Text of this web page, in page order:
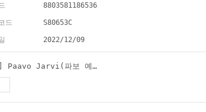
8803581186536
드 S80653C
2022/12/09
[CD] Paavo Jarvi(파보 예르비) - Beethoven Symphony Nos. 4&7 [The Deutsche Kammerphilharmonie Bremen]